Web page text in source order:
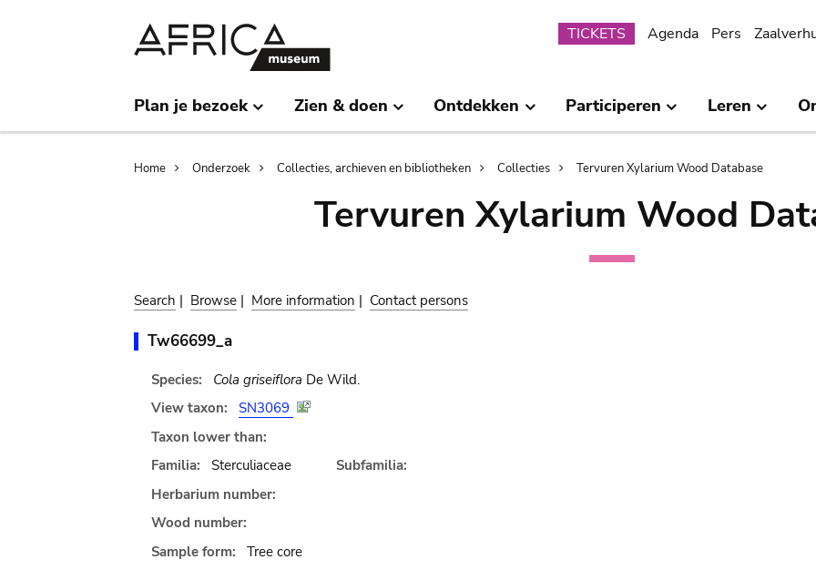
Submenu
TICKETS Agenda Pers
Plan je bezoek Zien & doen Ontdekken Participeren Leren
Breadcrumb
Home Onderzoek Collecties, archieven en bibliotheken Collecties Tervuren Xylarium Wood Database
Tervuren Xylarium Wood
Search | Browse | More information | Contact persons
Tw66699_a
Species: Cola griseiflora De Wild.
View taxon:
SN3069
Taxon lower than:
Familia:
Sterculiaceae
Subfamilia:
Herbarium number:
Wood number:
Sample form:
Tree core